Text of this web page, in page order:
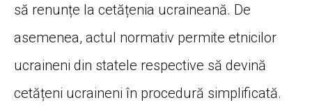
să renunțe la cetățenia ucraineană. De
asemenea, actul normativ permite etnicilor
ucraineni din statele respective să devină
cetățeni ucraineni în procedură simplificată.